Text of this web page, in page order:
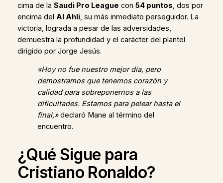
cima de la Saudi Pro League con 54 puntos, dos por
encima del Al Ahli, su más inmediato perseguidor. La
victoria, lograda a pesar de las adversidades,
demuestra la profundidad y el carácter del plantel
dirigido por Jorge Jesús.
«Hoy no fue nuestro mejor día, pero
demostramos que tenemos corazón y
calidad para sobreponernos a las
dificultades. Estamos para pelear hasta el
final,»declaró Mane al término del
encuentro.
¿Qué Sigue para
Cristiano Ronaldo?